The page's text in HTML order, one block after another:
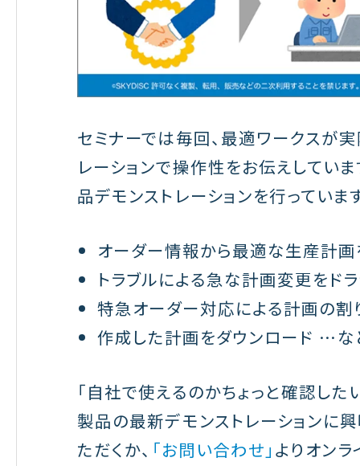
セミナーでは毎回、最適ワークスが
レーションで操作性をお伝えしてい
品デモンストレーションを行っていま
オーダー情報から最適な生産計
トラブルによる急な計画変更をド
特急オーダー対応による計画の割
作成した計画をダウンロード …な
「自社で使えるのかちょっと確認した
製品の最新デモンストレーションに
ただくか、 「お問い合わせ」 よりオン